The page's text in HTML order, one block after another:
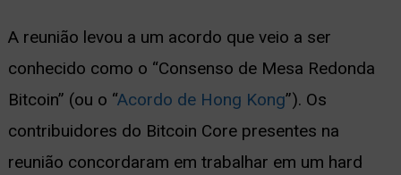
A reunião levou a um acordo que veio a ser
conhecido como o “Consenso de Mesa Redonda
Bitcoin” (ou o “Acordo de Hong Kong”). Os
contribuidores do Bitcoin Core presentes na
reunião concordaram em trabalhar em um hard